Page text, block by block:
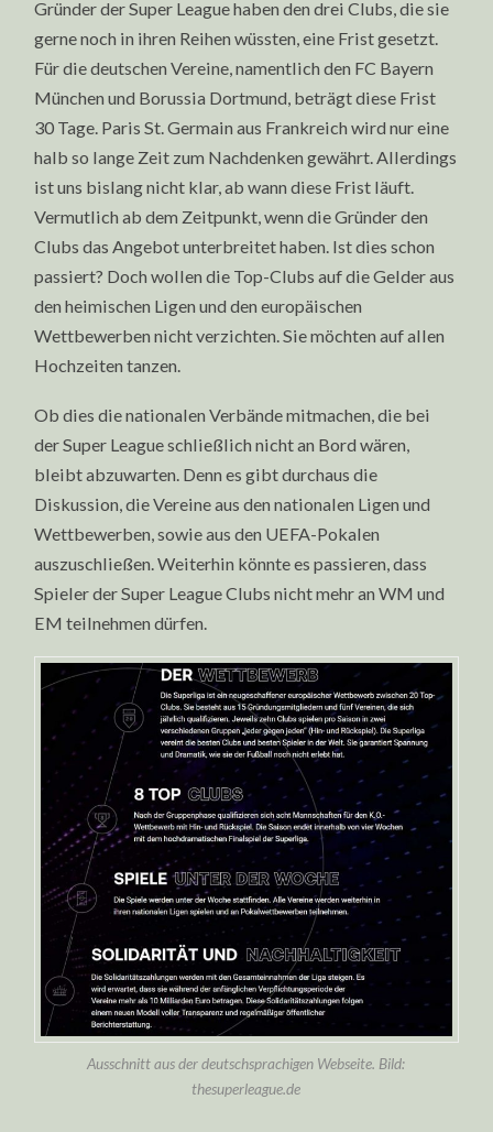
Gründer der Super League haben den drei Clubs, die sie
gerne noch in ihren Reihen wüssten, eine Frist gesetzt.
Für die deutschen Vereine, namentlich den FC Bayern
München und Borussia Dortmund, beträgt diese Frist
30 Tage. Paris St. Germain aus Frankreich wird nur eine
halb so lange Zeit zum Nachdenken gewährt. Allerdings
ist uns bislang nicht klar, ab wann diese Frist läuft.
Vermutlich ab dem Zeitpunkt, wenn die Gründer den
Clubs das Angebot unterbreitet haben. Ist dies schon
passiert? Doch wollen die Top-Clubs auf die Gelder aus
den heimischen Ligen und den europäischen
Wettbewerben nicht verzichten. Sie möchten auf allen
Hochzeiten tanzen.
Ob dies die nationalen Verbände mitmachen, die bei
der Super League schließlich nicht an Bord wären,
bleibt abzuwarten. Denn es gibt durchaus die
Diskussion, die Vereine aus den nationalen Ligen und
Wettbewerben, sowie aus den UEFA-Pokalen
auszuschließen. Weiterhin könnte es passieren, dass
Spieler der Super League Clubs nicht mehr an WM und
EM teilnehmen dürfen.
Ausschnitt aus der deutschsprachigen Webseite. Bild:
thesuperleague.de